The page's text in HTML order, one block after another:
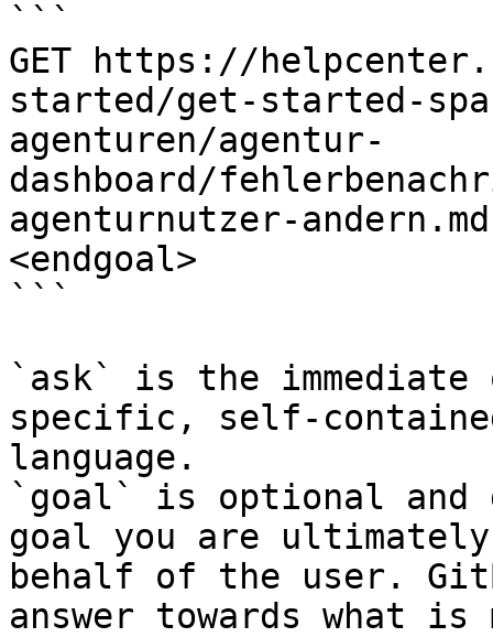
```
GET https://
started/get-started-
agenturen/agentur-
dashboard/
agenturnutzer-
<endgoal>
```
`ask` is the
specific, self-
language.
`goal` is optional and
goal you are
behalf of the user.
answer towards what